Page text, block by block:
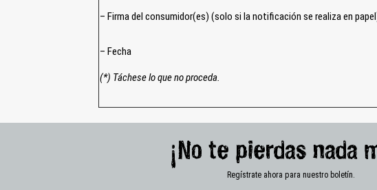
– Firma del consumidor(es) (solo si la notificación se realiza en
– Fecha
(*) Táchese lo que no proceda.
¡No te pierdas nada
Regístrate ahora para nuestro boletín.